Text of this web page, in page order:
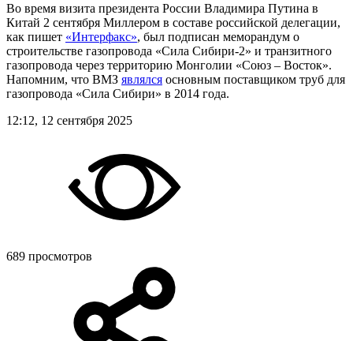
Во время визита президента России Владимира Путина в
Китай 2 сентября Миллером в составе российской делегации,
как пишет «Интерфакс», был подписан меморандум о
строительстве газопровода «Сила Сибири-2» и транзитного
газопровода через территорию Монголии «Союз – Восток».
Напомним, что ВМЗ являлся основным поставщиком труб для
газопровода «Сила Сибири» в 2014 года.
12:12, 12 сентября 2025
689 просмотров